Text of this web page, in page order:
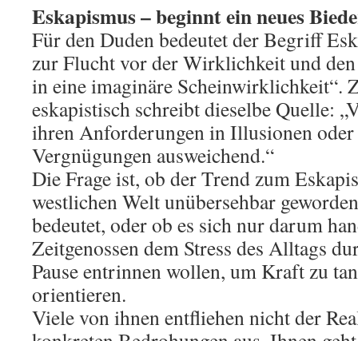
Eskapismus – beginnt ein neues
Für den Duden bedeutet der Begriff
zur Flucht vor der Wirklichkeit und
in eine imaginäre Scheinwirklichkeit“.
eskapistisch schreibt dieselbe Quelle:
ihren Anforderungen in Illusionen
Vergnügungen ausweichend.“
Die Frage ist, ob der Trend zum
westlichen Welt unübersehbar
bedeutet, oder ob es sich nur darum
Zeitgenossen dem Stress des Alltags
Pause entrinnen wollen, um Kraft zu
orientieren.
Viele von ihnen entfliehen nicht der